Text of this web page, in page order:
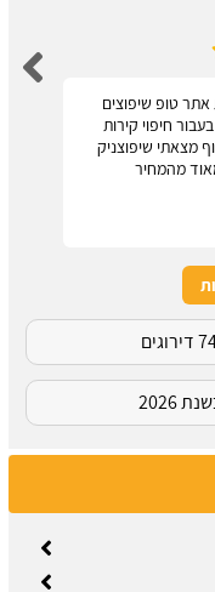
טופ שיפוצים
חיפוי קירות
מצאתי שיפוצניק
מהמחיר
2026